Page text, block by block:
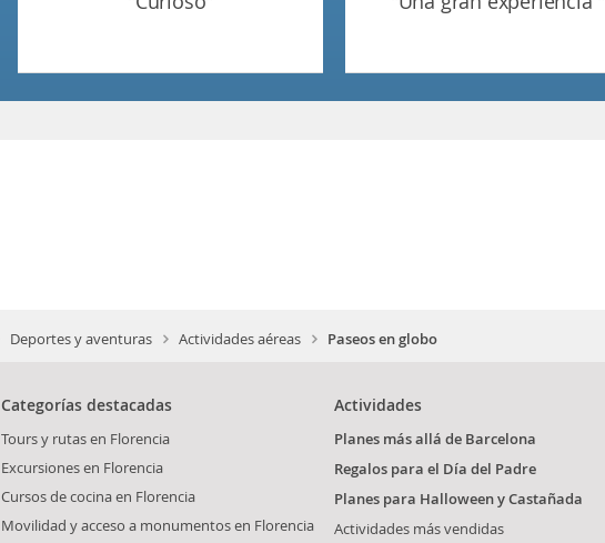
Deportes y aventuras Actividades aéreas Paseos en globo
Categorías destacadas
Tours y rutas en Florencia
Excursiones en Florencia
Cursos de cocina en Florencia
Movilidad y acceso a monumentos en Florencia
Actividades
Planes más allá de Barcelona
Regalos para el Día del Padre
Planes para Halloween y Castañada
Actividades más vendidas